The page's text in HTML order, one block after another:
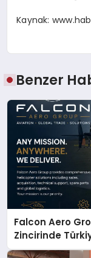
Kaynak:
Benzer
Falcon Aero
Zincirinde